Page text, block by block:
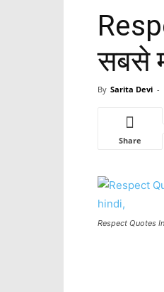
सबसे
By Sarita Devi -
Share
Respect Quotes